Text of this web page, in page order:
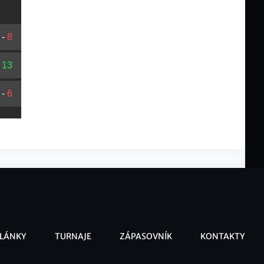
8
13
6
TURNAJE ZÁPASOVNÍK KONTAKTY